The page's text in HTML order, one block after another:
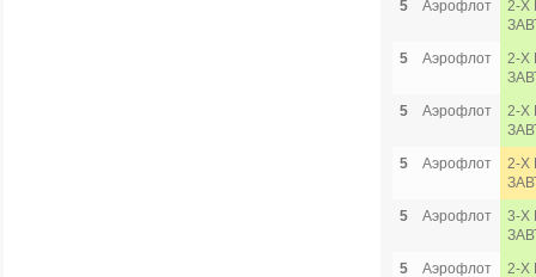
5
Аэрофлот
2-Х
5
Аэрофлот
2-Х
5
Аэрофлот
2-Х
5
Аэрофлот
2-Х
5
Аэрофлот
3-Х
5
Аэрофлот
2-Х